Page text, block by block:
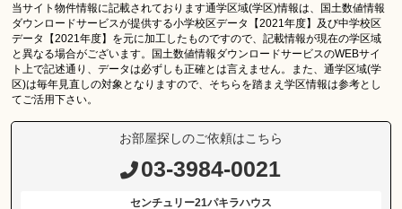
当サイト物件情報に記載されております通学区域(学区)情報は、国土数値情報
ダウンロードサービスが提供する小学校区データ【2021年度】及び中学校区
データ【2021年度】を元に加工したものですので、記載情報が現在の学区域
と異なる場合がございます。国土数値情報ダウンロードサービスのWEBサイ
ト上で記述通り、データは必ずしも正確とは言えません。また、通学区域(学
区)は毎年見直しの対象となりますので、そちらを踏まえ学区情報は参考とし
てご活用下さい。
お部屋探しのご依頼はこちら
03-3984-0021
センチュリー21パキラハウス